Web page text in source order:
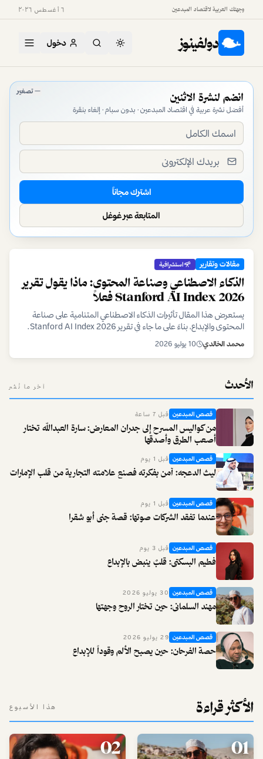
وجهتك العربية لاقتصاد المبدعين ٦ أغسطس ٢٠٢٦
دولفينوز دخول
دولفينوز — منصة اقتصاد المبدعين في العالم العربي تصغير انضم لنشرة الاثنين
أفضل نشرة عربية في اقتصاد المبدعين · بدون سبام · إلغاء بنقرة
اشترك مجاناً
المتابعة عبر غوغل
مقالات وتقارير استشرافية
الذكاء الاصطناعي وصناعة المحتوى: ماذا يقول تقرير
Stanford AI Index 2026 فعلاً
يستعرض هذا المقال تأثيرات الذكاء الاصطناعي المتنامية على صناعة
المحتوى والإبداع، بناءً على ما جاء في تقرير Stanford AI Index 2026.
نسلط الضوء على الفرص والتحديات التي يواجهها المبدعون في عصر الذكاء
الاصطناعي.
محمد الخالدي 10 يوليو 2026
الأحدث آخر ما نُشر
قصص المبدعين قبل 7 ساعة
من كواليس المسرح إلى جدران المعارض: سارة العبدالله تختار
أصعب الطرق وأصدقها
قصص المبدعين قبل 1 يوم
ليث الدعجه: آمن بفكرته فصنع علامته التجارية من قلب الإمارات
قصص المبدعين قبل 1 يوم
عندما تفقد الشركات صوتها: قصة جنى أبو شقرا
قصص المبدعين قبل 3 يوم
فطيم البسكتي: قلبٌ ينبض بالإبداع
قصص المبدعين 30 يوليو 2026
مهند السلماني: حين تختار الروح وجهتها
قصص المبدعين 29 يوليو 2026
حصة الفرحان: حين يصبح الألم وقوداً للإبداع
الأكثر قراءة هذا الأسبوع
01
02